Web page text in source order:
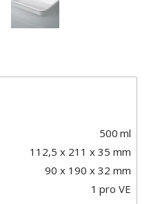
500 ml
112,5 x 211 x 35 mm
90 x 190 x 32 mm
1 pro VE